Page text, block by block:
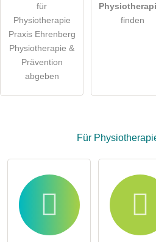
Hinweis: Bitte beachten Sie,
Besucher sichtbar
Klicken Sie hier um eine
Physiotherapie-Eintrag zu stellen
für
Physiotherapie
Praxis Ehrenberg
Physiotherapie &
Prävention
abgeben
finden
Für